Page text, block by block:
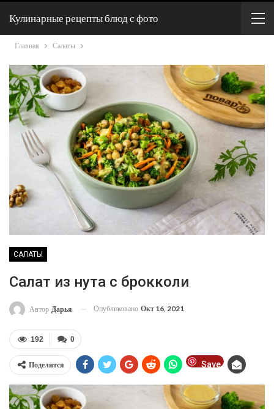
Кулинарные рецепты блюд с фото
Главная Салаты
САЛАТЫ
Салат из нута с брокколи
Автор Дарья Опубликовано Окт 16, 2021
0
192
Поделится Save